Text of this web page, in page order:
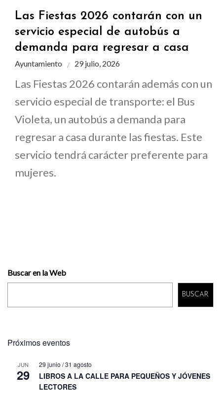
Las Fiestas 2026 contarán con un
servicio especial de autobús a
demanda para regresar a casa
Ayuntamiento 29 julio, 2026
Las Fiestas 2026 contarán además con un
servicio especial de transporte: el Bus
Violeta, un autobús a demanda para
regresar a casa durante las fiestas. Este
servicio tendrá carácter preferente para
mujeres.
Buscar en la Web
BUSCAR
Próximos eventos
JUN
29
29 junio /31 agosto
LIBROS A LA CALLE PARA PEQUEÑOS Y JÓVENES
LECTORES